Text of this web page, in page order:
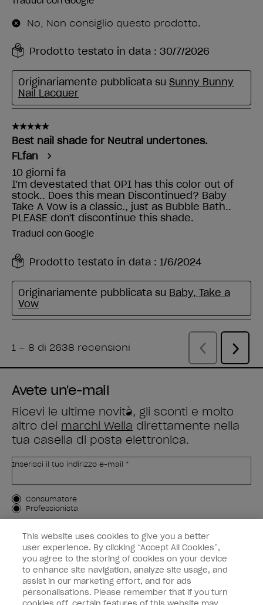
Avete un'e-mail
Ricevi le ultime novità, gli sconti e molto
altro dei marchi Wella direttamente nella
tua casella di posta elettronica.
Inserisci il tuo indirizzo e-mail *
Tipo di cliente
Consumatore
Professionista
ISCRIVIMI
Informazioni per i clienti
OPI & voi
This website uses cookies to give you a better
user experience. By clicking “Accept All Cookies”,
you agree to the storing of cookies on your device
to enhance site navigation, analyze site usage, and
assist in our marketing effort, and for ads
personalisations. Please remember that if you turn